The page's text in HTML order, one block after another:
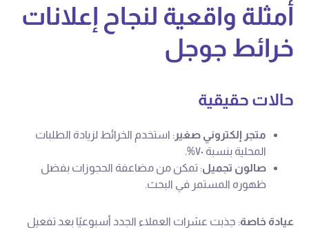
أمثلة واقعية لنجاح إعلانات
خرائط جوجل
حالات حقيقية
متجر إلكتروني صغير: استخدم الخرائط لزيادة الطلبات
المحلية بنسبة ٧٠%.
صالون تجميل: تمكن من مضاعفة الحجوزات بفضل
ظهوره المستمر في البحث.
عيادة خاصة: جذبت عشرات العملاء الجدد أسبوعيًا بعد تفعيل